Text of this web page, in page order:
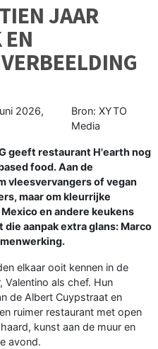
JAAR
2026,
Bron: XYTO
Media
geeft restaurant H'earth nog
food. Aan de
vleesvervangers of vegan
maar om kleurrijke
en andere keukens
aanpak extra glans: Marco
elkaar ooit kennen in de
als chef. Hun
de Albert Cuypstraat en
ruimer restaurant met open
kunst aan de muur en
avond.